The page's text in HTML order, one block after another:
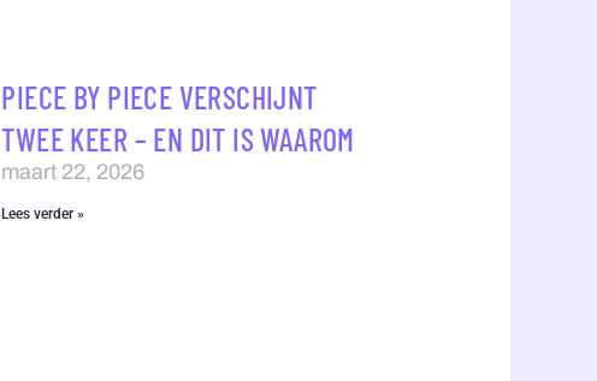
PIECE BY PIECE VERSCHIJNT
TWEE KEER – EN DIT IS WAAROM
maart 22, 2026
Lees verder »